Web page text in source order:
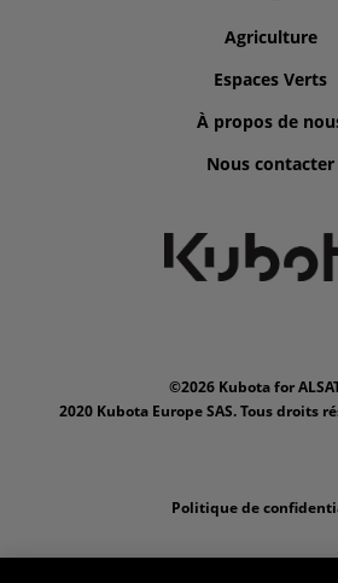
Agriculture
Espaces Verts
À propos de
Nous contacter
©2026 Kubota for
2020 Kubota Europe SAS. Tous droits
Politique de